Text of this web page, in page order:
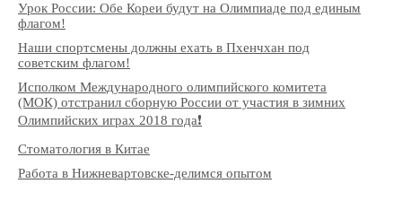
Урок России: Обе Кореи будут на Олимпиаде под единым
флагом!
Наши спортсмены должны ехать в Пхенчхан под
советским флагом!
Исполком Международного олимпийского комитета
(МОК) отстранил сборную России от участия в зимних
Олимпийских играх 2018 года❗️
Стоматология в Китае
Работа в Нижневартовске-делимся опытом